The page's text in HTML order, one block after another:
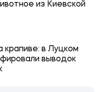
из Киевской
крапиве: в Луцком
выводок